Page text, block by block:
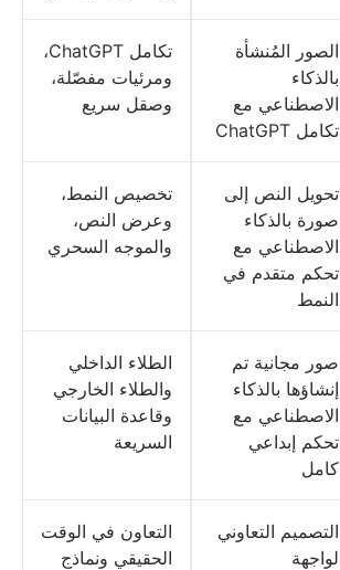
الصور المُنشأة
بالذكاء
الاصطناعي مع
تكامل ChatGPT
تكامل ChatGPT،
ومرئيات مفصّلة،
وصقل سريع
تحويل النص إلى
صورة بالذكاء
الاصطناعي مع
تحكم متقدم في
النمط
تخصيص النمط،
وعرض النص،
والموجه السحري
صور مجانية تم
إنشاؤها بالذكاء
الاصطناعي مع
تحكم إبداعي
كامل
الطلاء الداخلي
والطلاء الخارجي
وقاعدة البيانات
السريعة
التصميم التعاوني
لواجهة
التعاون في الوقت
الحقيقي ونماذج